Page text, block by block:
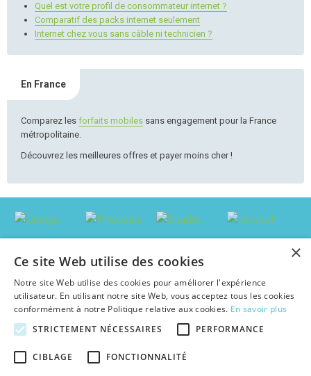
Quel est votre profil de consommateur internet ?
Comparatif des packs internet seulement
Internet chez vous sans câble ni technicien ?
En France
Comparez les forfaits mobiles sans engagement pour la France
métropolitaine.
Découvrez les meilleures offres et payer moins cher !
Belgique, au meilleur prix c'est facile !
×
Ce site Web utilise des cookies
Notre site Web utilise des cookies pour améliorer l'expérience
utilisateur. En utilisant notre site Web, vous acceptez tous les cookies
conformément à notre Politique relative aux cookies. En savoir plus
STRICTEMENT NÉCESSAIRES
PERFORMANCE
CIBLAGE FONCTIONNALITÉ